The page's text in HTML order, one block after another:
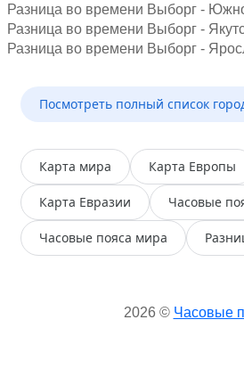
Разница во времени Выборг -
Разница во времени Выборг -
Разница во времени Выборг -
Посмотреть полный список
Карта мира Карта Европы
Карта Евразии Часовые
Часовые пояса мира
2026 © Часовые